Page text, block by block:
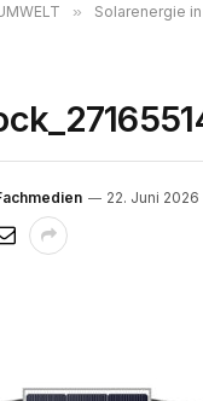
» Solarenergie
22. Juni 2026